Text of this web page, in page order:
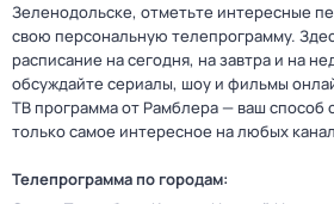
Зеленодольске, отметьте интересные
свою персональную телепрограмму.
расписание на сегодня, на завтра и на
обсуждайте сериалы, шоу и фильмы
ТВ программа от Рамблера — ваш способ
только самое интересное на любых
Телепрограмма по городам: